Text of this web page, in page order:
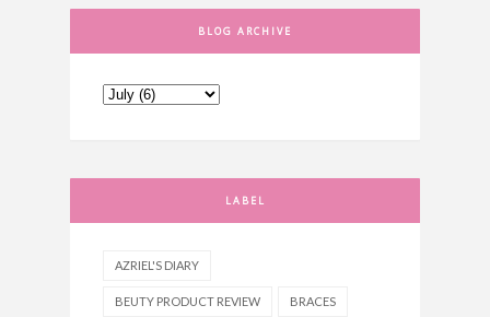
BLOG ARCHIVE
LABEL
AZRIEL'S DIARY
BEUTY PRODUCT REVIEW BRACES